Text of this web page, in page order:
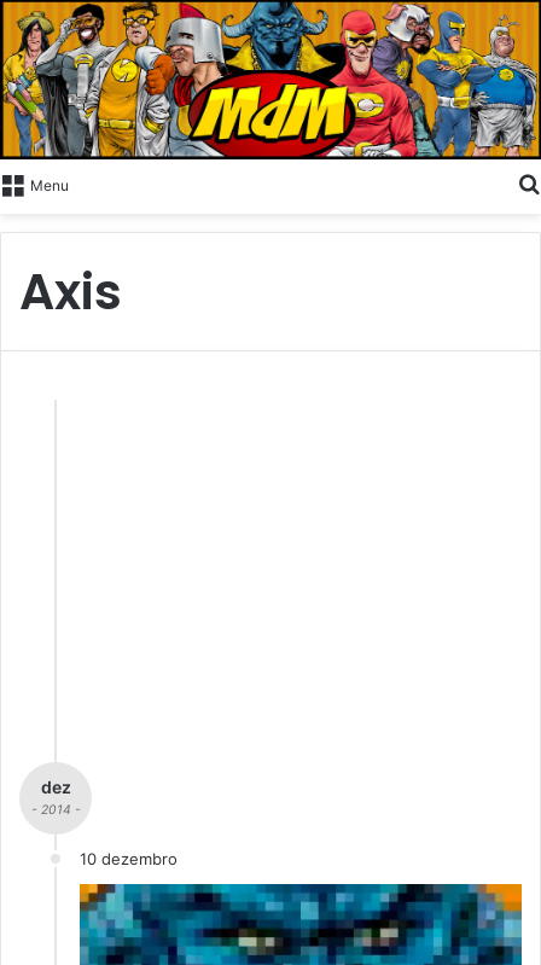
Menu
Axis
dez
- 2014 -
10 dezembro